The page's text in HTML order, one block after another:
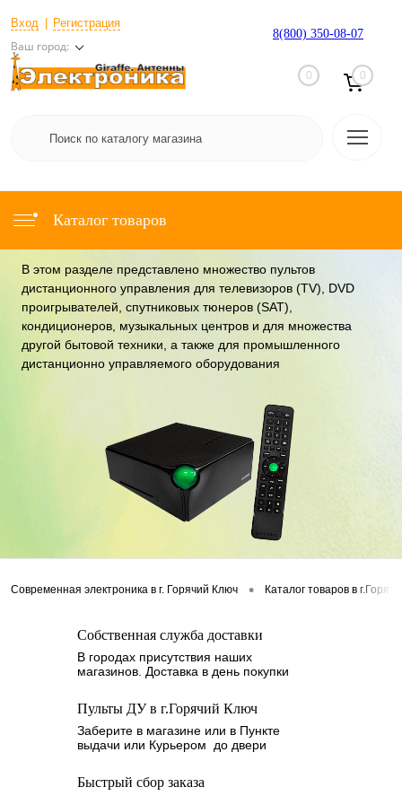
Вход Регистрация
Ваш город:
8(800) 350-08-07
0 0
Каталог товаров
В этом разделе представлено множество пультов
дистанционного управления для телевизоров (TV), DVD
проигрывателей, спутниковых тюнеров (SAT),
кондиционеров, музыкальных центров и для множества
другой бытовой техники, а также для промышленного
дистанционно управляемого оборудования
Современная электроника в г. Горячий Ключ • Каталог товаров в
Собственная служба доставки
В городах присутствия наших
магазинов. Доставка в день покупки
Пульты ДУ в г.Горячий Ключ
Заберите в магазине или в Пункте
выдачи или Курьером до двери
Быстрый сбор заказа